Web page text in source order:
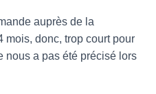
auprès de la
mois, donc, trop court pour
nous a pas été précisé lors